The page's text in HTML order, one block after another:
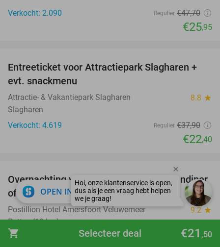
shopping_cart €21 ,50
Selecteer deal
Verkocht: 2.090
Regulier €47,70
€25,95
41%
Entreeticket voor Attractiepark Slagharen +
evt. snackmenu
Attractie- & Vakantiepark Slagharen 8.8 star
Slagharen
Verkocht: 4.619
Regulier €37,90
€22,40
Overnachting voor 2 + ontbijt + 3-gangendiner
of dagentree spa aan het Veluwemeer
Postillion Hotel Amersfoort Veluwemeer 9.2 star
Putten (12 km)
Verkocht: 366
€125
OPEN IN APP close